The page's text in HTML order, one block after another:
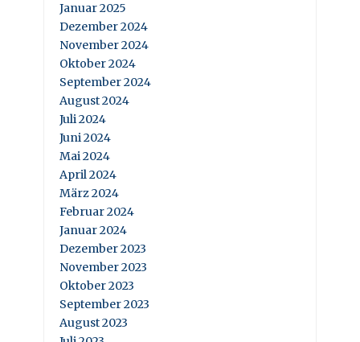
Januar 2025
Dezember 2024
November 2024
Oktober 2024
September 2024
August 2024
Juli 2024
Juni 2024
Mai 2024
April 2024
März 2024
Februar 2024
Januar 2024
Dezember 2023
November 2023
Oktober 2023
September 2023
August 2023